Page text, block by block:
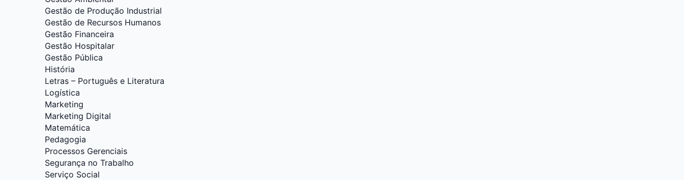
Gestão de Produção Industrial
Gestão de Recursos Humanos
Gestão Financeira
Gestão Hospitalar
Gestão Pública
História
Letras – Português e Literatura
Logística
Marketing
Marketing Digital
Matemática
Pedagogia
Processos Gerenciais
Segurança no Trabalho
Serviço Social